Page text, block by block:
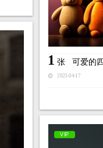
1 张 可爱的
2023-04-17
VIP